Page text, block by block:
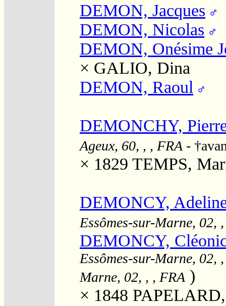
DEMON, Jacques
DEMON, Nicolas
DEMON, Onésime
× GALIO, Dina
DEMON, Raoul
DEMONCHY,
Ageux, 60, , , FRA -
× 1829 TEMPS,
DEMONCY,
Essômes-sur-Marne, 02,
DEMONCY,
Essômes-sur-Marne, 02,
Marne, 02, , , FRA )
× 1848